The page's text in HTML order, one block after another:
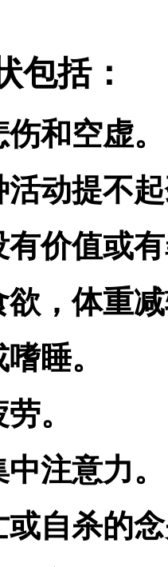
包括：
和空虚。
动提不起
价值或有
，体重减
睡。
。
注意力。
自杀的念